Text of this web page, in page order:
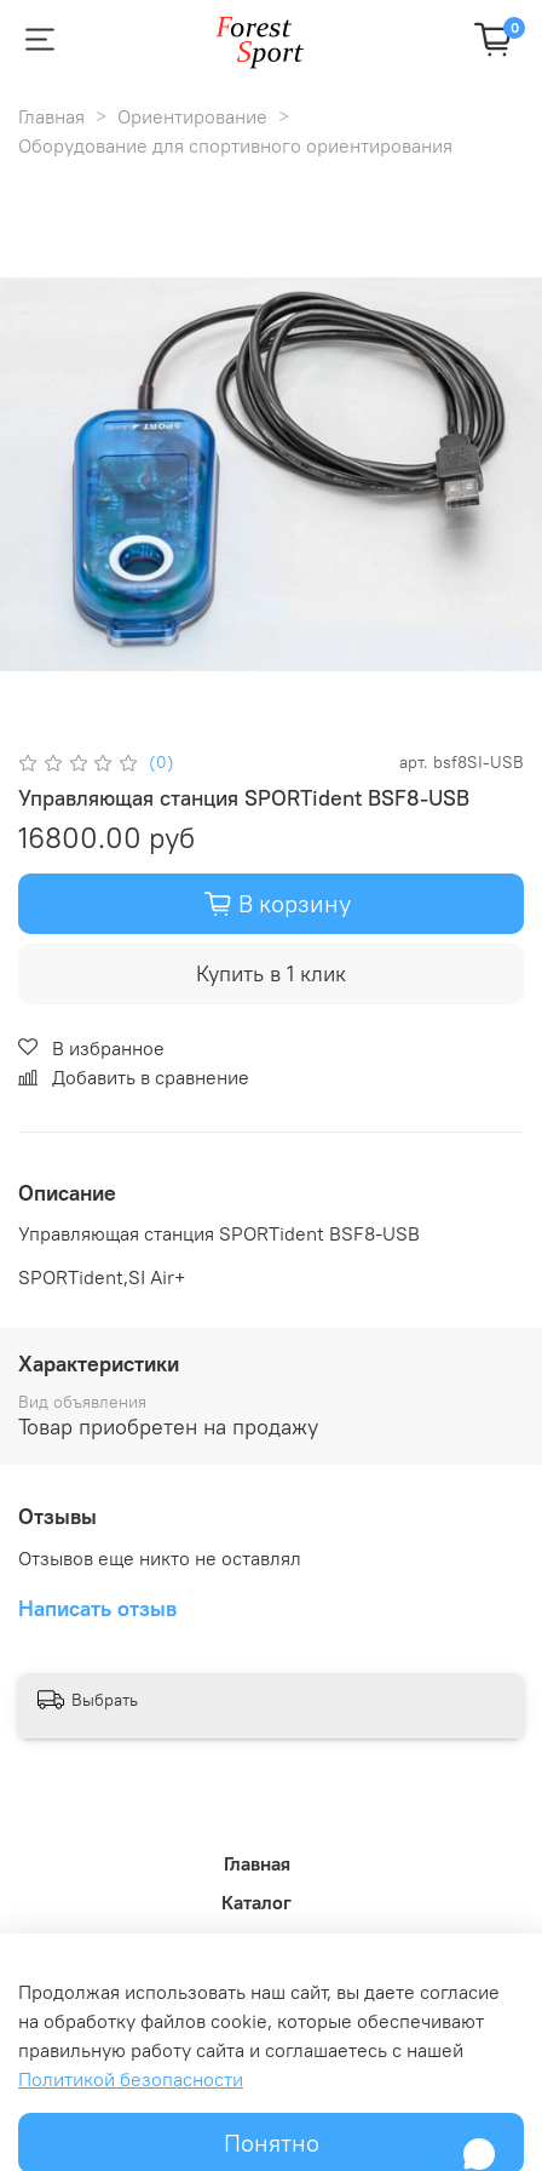
0
Главная
Ориентирование
Оборудование для спортивного ориентирования
(0) арт. bsf8SI-USB
Управляющая станция SPORTident BSF8-USB
16800.00 руб
В корзину
Купить в 1 клик
В избранное
Добавить в сравнение
Описание
Управляющая станция SPORTident BSF8-USB
SPORTident,SI Air+
Характеристики
Вид объявления
Товар приобретен на продажу
Отзывы
Отзывов еще никто не оставлял
Написать отзыв
Выбрать
Главная
Каталог
Доставка
Политика возврата
Связь с администрацией
Оферта и политика конфедициальности
Продолжая использовать наш сайт, вы даете согласие
на обработку файлов cookie, которые обеспечивают
правильную работу сайта и соглашаетесь с нашей
Политикой безопасности
Понятно